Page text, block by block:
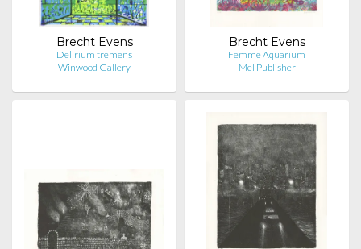
Brecht Evens
Delirium tremens
Winwood Gallery
Brecht Evens
Femme Aquarium
Mel Publisher